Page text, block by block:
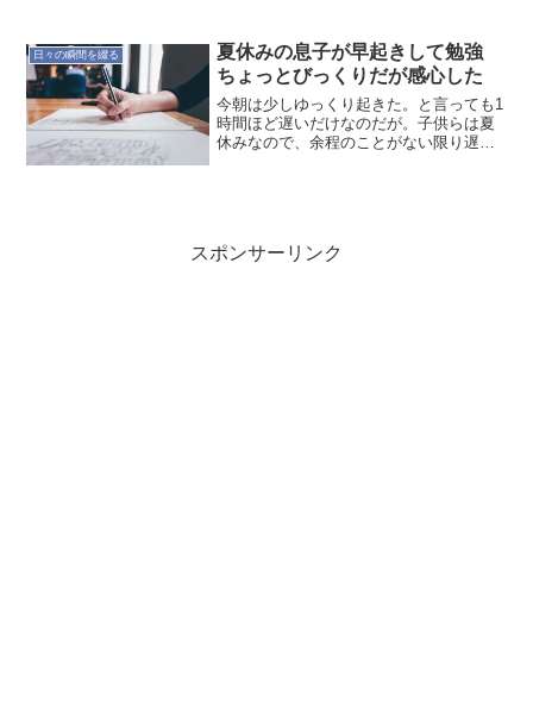
に気付かされた。なんとなくこうでなけ
ればならないという思い込...
日々の瞬間を綴る
夏休みの息子が早起きして勉強
ちょっとびっくりだが感心した
今朝は少しゆっくり起きた。と言っても1
時間ほど遅いだけなのだが。子供らは夏
休みなので、余程のことがない限り遅く
スポンサーリンク